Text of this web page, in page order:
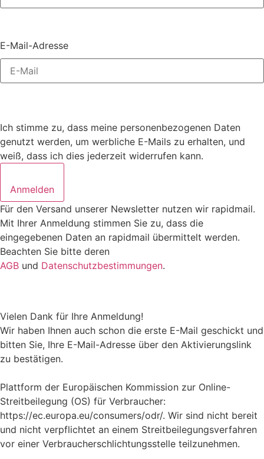
E-Mail-Adresse
Ich stimme zu, dass meine personenbezogenen Daten
genutzt werden, um werbliche E-Mails zu erhalten, und
weiß, dass ich dies jederzeit widerrufen kann.
Anmelden
Für den Versand unserer Newsletter nutzen wir rapidmail.
Mit Ihrer Anmeldung stimmen Sie zu, dass die
eingegebenen Daten an rapidmail übermittelt werden.
Beachten Sie bitte deren
AGB und Datenschutzbestimmungen.
Vielen Dank für Ihre Anmeldung!
Wir haben Ihnen auch schon die erste E-Mail geschickt und
bitten Sie, Ihre E-Mail-Adresse über den Aktivierungslink
zu bestätigen.
Plattform der Europäischen Kommission zur Online-
Streitbeilegung (OS) für Verbraucher:
https://ec.europa.eu/consumers/odr/. Wir sind nicht bereit
und nicht verpflichtet an einem Streitbeilegungsverfahren
vor einer Verbraucherschlichtungsstelle teilzunehmen.